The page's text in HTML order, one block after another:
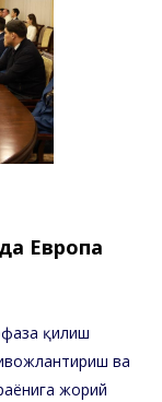
Европа
қилиш
ва
жорий